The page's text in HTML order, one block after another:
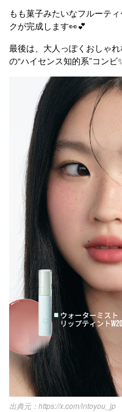
もも菓子みたいなフルーテ
クが完成します👀💕
最後は、大人っぽくおしゃ
の“ハイセンス知的系”コンビ
https://x.com/intoyou_jp